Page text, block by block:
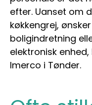
efter. Uanset om
køkkengrej,
boligindretning
elektronisk
Imerco i Tønder.